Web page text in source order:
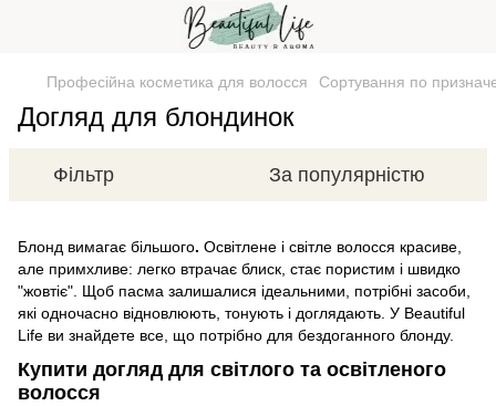
Професійна косметика для волосся Сортування по
Догляд для блондинок
Фільтр За популярністю
Блонд вимагає більшого. Освітлене і світле волосся красиве,
але примхливе: легко втрачає блиск, стає пористим і швидко
"жовтіє". Щоб пасма залишалися ідеальними, потрібні засоби,
які одночасно відновлюють, тонують і доглядають. У Beautiful
Life ви знайдете все, що потрібно для бездоганного блонду.
Купити догляд для світлого та освітленого
волосся